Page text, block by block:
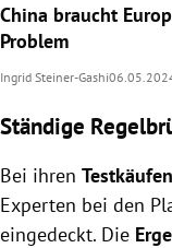
China braucht
Problem
Ingrid Steiner-Gashi
Ständige
Bei ihren Testkäufen
Experten bei den
eingedeckt. Die